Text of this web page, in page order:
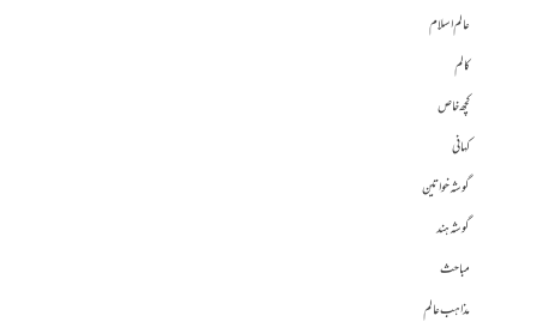
عالم اسلام
کالم
کچھ خاص
کہانی
گوشہ خواتین
گوشہ ہند
مباحث
مذاہب عالم